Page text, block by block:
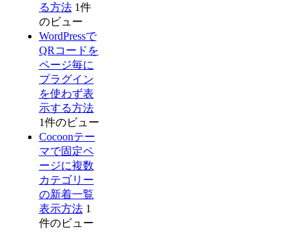
る方法 1件
のビュー
WordPressで
QRコードを
ページ毎に
プラグイン
を使わず表
示する方法
1件のビュー
Cocoonテー
マで固定ペ
ージに複数
カテゴリー
の新着一覧
表示方法 1
件のビュー